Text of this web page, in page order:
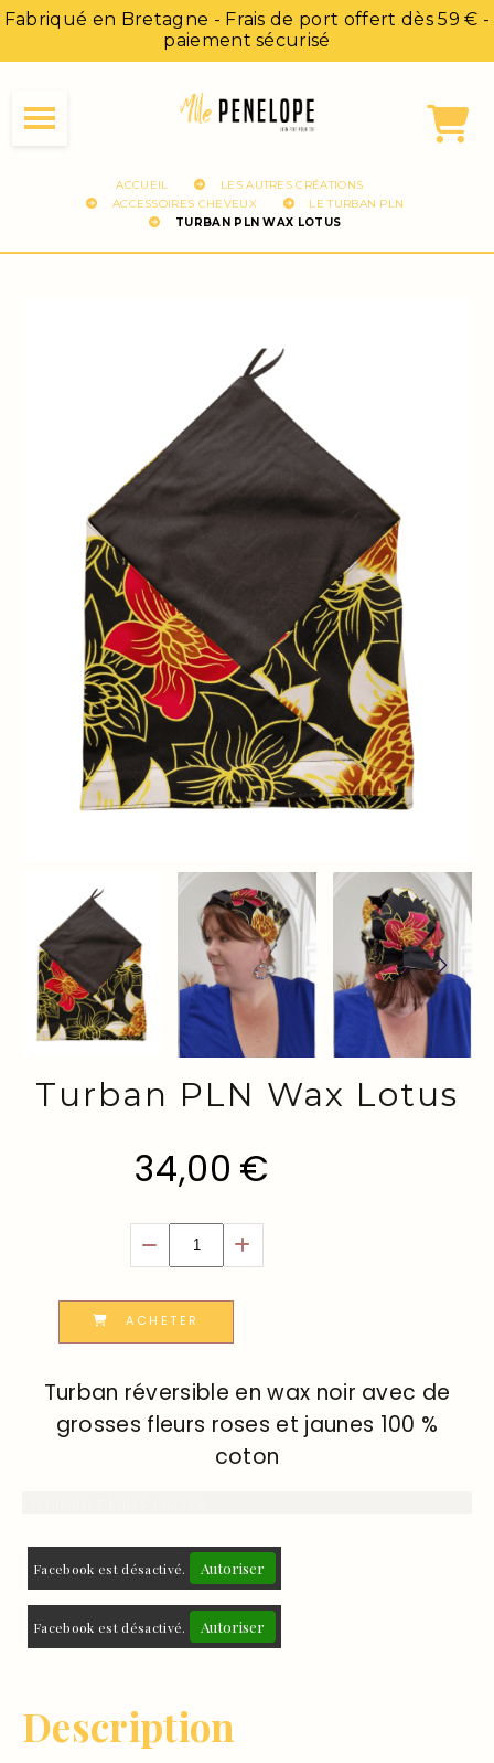
Fabriqué en Bretagne - Frais de port offert dès 59 € -
paiement sécurisé
ACCUEIL
LES AUTRES CRÉATIONS
ACCESSOIRES CHEVEUX
LE TURBAN PLN
TURBAN PLN WAX LOTUS
Turban PLN Wax Lotus
34,00 €
ACHETER
Turban réversible en wax noir avec de
grosses fleurs roses et jaunes 100 %
coton
Facebook est désactivé. Autoriser
Facebook est désactivé. Autoriser
Description
Panneau de gestion des cookies